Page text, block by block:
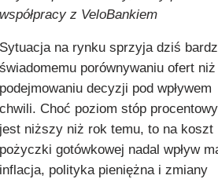
współpracy z VeloBankiem
Sytuacja na rynku sprzyja dziś
świadomemu porównywaniu ofert niż
podejmowaniu decyzji pod wpływem
chwili. Choć poziom stóp
jest niższy niż rok temu, to na koszt
pożyczki gotówkowej nadal wpływ
inflacja, polityka pieniężna i zmiany